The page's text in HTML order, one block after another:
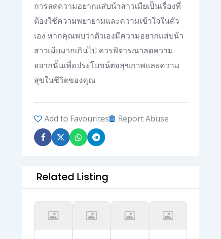
การลดความอยากเเส่บน้าสาวเมียเป็นเรื่องที่
ต้องใช้ความพยายามและความเข้าใจในตัว
เอง หากคุณพบว่าตัวเองมีความอยากเเส่บน้า
สาวเมียมากเกินไป ควรพิจารณาลดความ
อยากนั้นเพื่อประโยชน์ต่อสุขภาพและความ
สุขในชีวิตของคุณ
Add to Favourites Report Abuse
Related Listing